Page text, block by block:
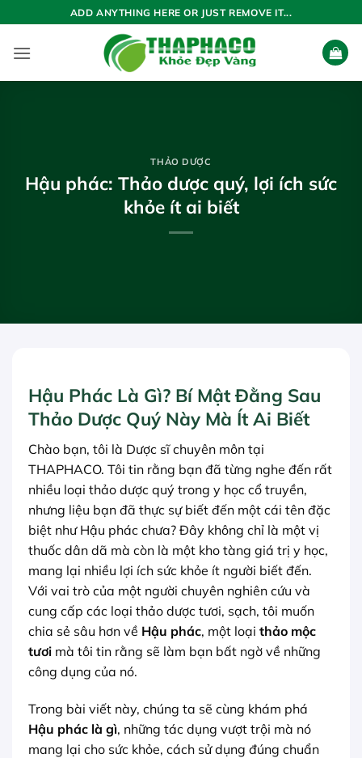
qua
nội
ADD ANYTHING HERE OR JUST REMOVE IT...
THẢO DƯỢC
Hậu phác: Thảo dược quý, lợi ích sức
khỏe ít ai biết
Hậu Phác Là Gì? Bí Mật Đằng Sau
Thảo Dược Quý Này Mà Ít Ai Biết
Chào bạn, tôi là Dược sĩ chuyên môn tại
THAPHACO. Tôi tin rằng bạn đã từng nghe đến rất
nhiều loại thảo dược quý trong y học cổ truyền,
nhưng liệu bạn đã thực sự biết đến một cái tên đặc
biệt như Hậu phác chưa? Đây không chỉ là một vị
thuốc dân dã mà còn là một kho tàng giá trị y học,
mang lại nhiều lợi ích sức khỏe ít người biết đến.
Với vai trò của một người chuyên nghiên cứu và
cung cấp các loại thảo dược tươi, sạch, tôi muốn
chia sẻ sâu hơn về Hậu phác, một loại thảo mộc
tươi mà tôi tin rằng sẽ làm bạn bất ngờ về những
công dụng của nó.
Trong bài viết này, chúng ta sẽ cùng khám phá
Hậu phác là gì, những tác dụng vượt trội mà nó
mang lại cho sức khỏe, cách sử dụng đúng chuẩn